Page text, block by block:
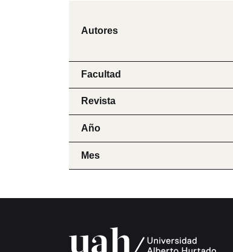
Autores
Facultad
Revista
Año
Mes